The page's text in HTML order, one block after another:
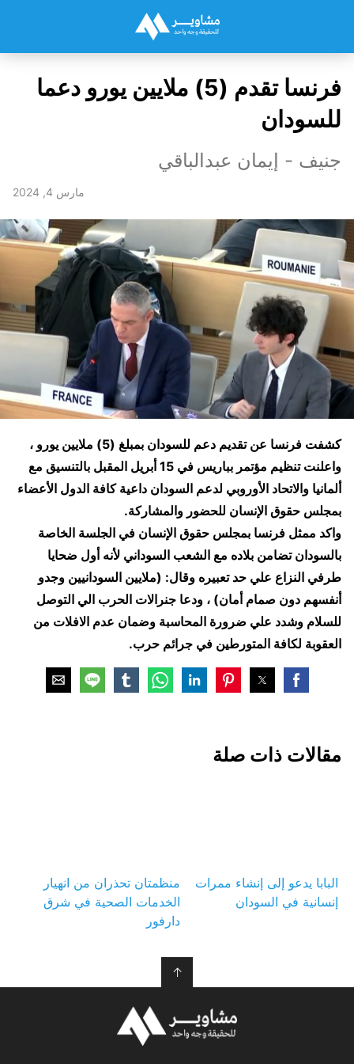
فرنسا تقدم (5) ملايين يورو دعما
للسودان
جنيف - إيمان عبدالباقي
مارس 4, 2024
كشفت فرنسا عن تقديم دعم للسودان
بمبلغ (5) ملايين يورو ،
واعلنت تنظيم مؤتمر بباريس في 15 أبريل المقبل بالتنسيق مع
ألمانيا والاتحاد الأوروبي لدعم السودان داعية كافة الدول الأعضاء
بمجلس حقوق الإنسان للحضور والمشاركة.
واكد ممثل فرنسا بمجلس حقوق الإنسان في الجلسة الخاصة
بالسودان تضامن بلاده مع الشعب السوداني لأنه أول ضحايا
طرفي النزاع علي حد تعبيره وقال: (ملايين السودانيين وجدو
أنفسهم دون صمام أمان) ، ودعا جنرالات الحرب الي التوصل
للسلام وشدد علي ضرورة المحاسبة وضمان عدم الافلات من
العقوبة لكافة المتورطين في جرائم حرب.
مقالات ذات صلة
البابا يدعو إلى إنشاء ممرات
إنسانية في السودان
منظمتان تحذران من انهيار
الخدمات الصحية في شرق
دارفور
↑